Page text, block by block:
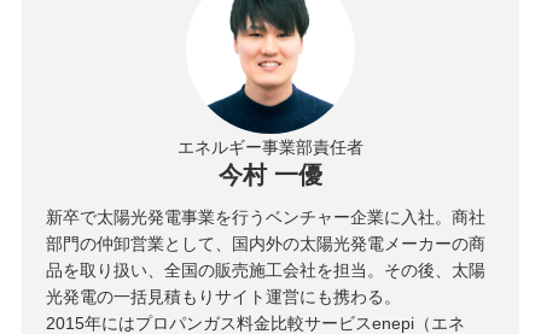
エネルギー事業部責任者
今村 一優
新卒で太陽光発電事業を行うベンチャー企業に入社。商社
部門の仲卸営業として、国内外の太陽光発電メーカーの商
品を取り扱い、全国の販売施工会社を担当。その後、太陽
光発電の一括見積もりサイト運営にも携わる。
2015年にはプロパンガス料金比較サービスenepi（エネ